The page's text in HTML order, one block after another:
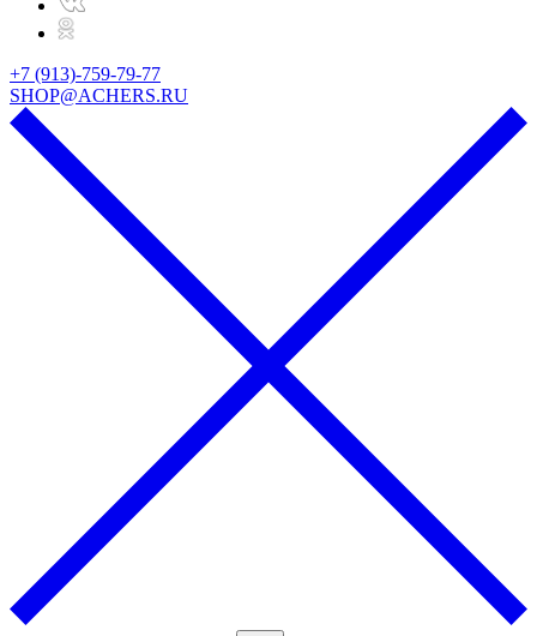
+7 (913)-759-79-77
SHOP@ACHERS.RU